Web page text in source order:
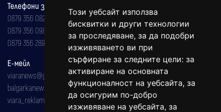
Този уебсайт използва
бисквитки и други технологии
за проследяване, за да подобри
изживяването ви при
сърфиране за следните цели: за
активиране на основната
функционалност на уебсайта, за
да осигурим по-добро
изживяване на уебсайта, за
Телефони за реклама и абонаменти
0879 356 082
0879 356 098
0879 356 289
Е-мейл
viaranews@gmail.com
balgarkanews@gmail.com
viara_reklama@mail.bg